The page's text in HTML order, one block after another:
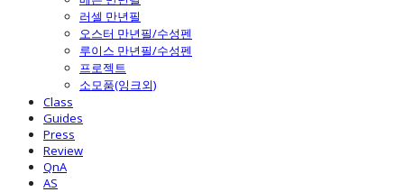
러셀 만년필
오스터 만년필/수성펜
루이스 만년필/수성펜
프로젝트
소모품(잉크외)
Class
Guides
Press
Review
QnA
AS